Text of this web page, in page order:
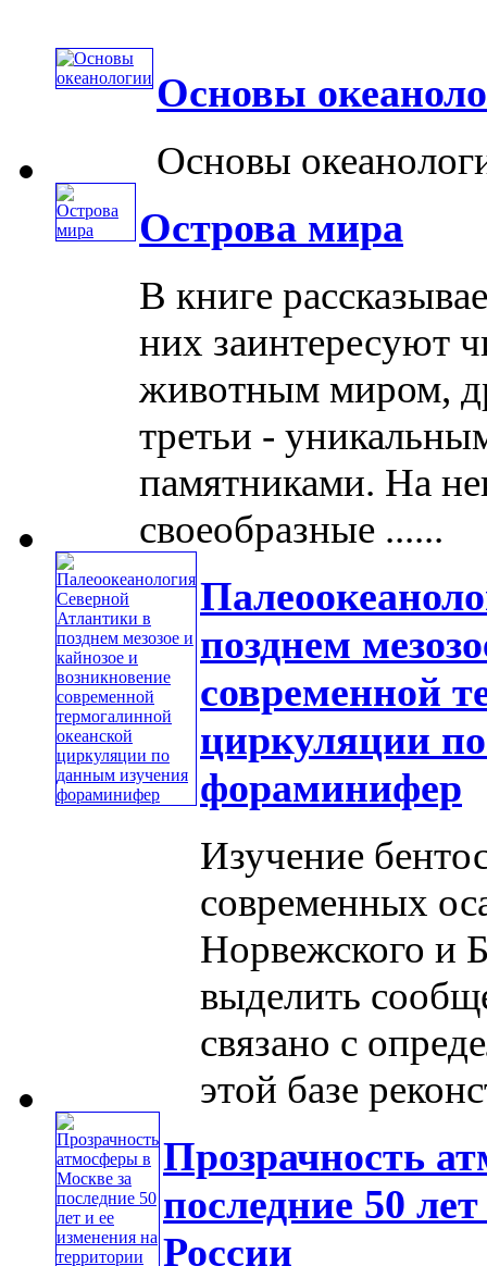
Основы
Основы
Острова мира
В книге
них заинтересуют
животным миром,
третьи -
памятниками. На
своеобразные ......
позднем
современной
циркуляции
фораминифер
Изучение
современных
Норвежского и
выделить
связано с
этой базе
Прозрачность
последние 50
России